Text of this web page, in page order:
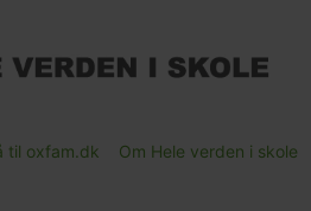
hovedindhold
til oxfam.dk Om Hele verden i skole